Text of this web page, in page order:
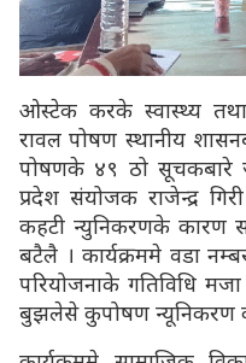
ओस्टेक करके स्वास्थ्य
रावल पोषण स्थानीय
पोषणके ४९ ठो सूचकबारे
प्रदेश संयोजक राजेन्द्र
कहटी न्युनिकरणके कारण
बटैलै । कार्यक्रममे वडा
परियोजनाके गतिविधि
बुझलेसे कुपोषण न्यूनिकरण